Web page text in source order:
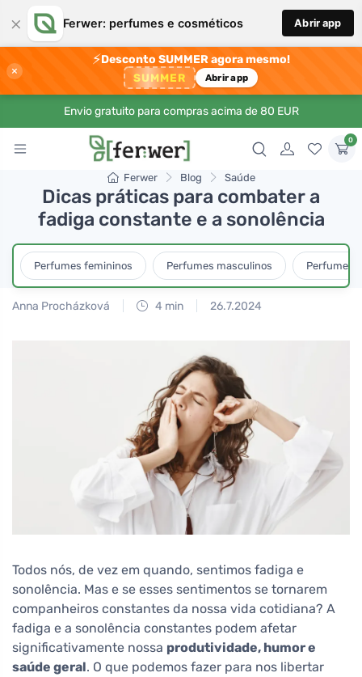
× Ferwer: perfumes e cosméticos Abrir app
×
⚡Desconto SUMMER agora mesmo!
SUMMER Abrir app
Envio gratuito para compras acima de 80 EUR
0
Ferwer Blog Saúde
Dicas práticas para combater a
fadiga constante e a sonolência
Perfumes femininos Perfumes masculinos Perfumes
Anna Procházková 4 min 26.7.2024
Todos nós, de vez em quando, sentimos fadiga e
sonolência. Mas e se esses sentimentos se tornarem
companheiros constantes da nossa vida cotidiana? A
fadiga e a sonolência constantes podem afetar
significativamente nossa produtividade, humor e
saúde geral. O que podemos fazer para nos libertar